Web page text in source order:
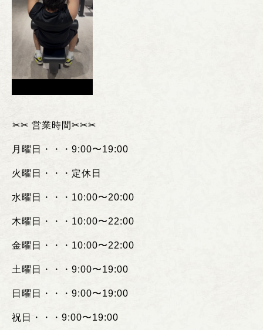
︎✂︎✂︎ 営業時間✂︎✂︎✂︎
月曜日・・・ 9:00〜19:00
火曜日・・・定休日
水曜日・・・ 10:00〜20:00
木曜日・・・ 10:00〜22:00
金曜日・・・ 10:00〜22:00
土曜日・・・ 9:00〜19:00
日曜日・・・ 9:00〜19:00
祝日・・・ 9:00〜19:00